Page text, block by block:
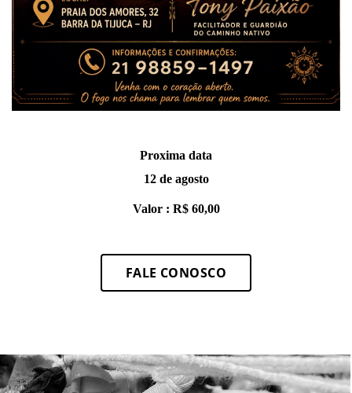
Proxima data
12 de agosto
Valor : R$ 60,00
FALE CONOSCO